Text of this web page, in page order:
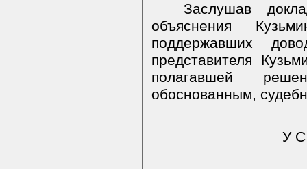
Заслушав
объяснения
поддержавших
представителя
полагавшей
обоснованным,
У